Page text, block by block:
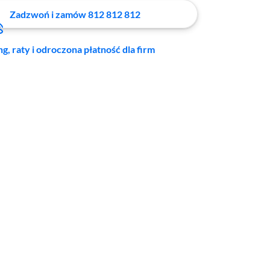
Zadzwoń i zamów 812 812 812
raty i odroczona płatność dla firm